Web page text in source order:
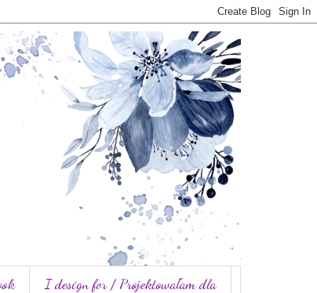
I design for / Projektowałam dla